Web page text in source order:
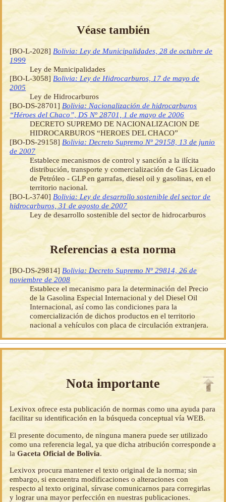
Véase también
[BO-L-2028] Bolivia: Ley de Municipalidades, 28 de octubre de
1999
Ley de Municipalidades
[BO-L-3058] Bolivia: Ley de Hidrocarburos, 17 de mayo de
2005
Ley de Hidrocarburos
[BO-DS-28701] Bolivia: Nacionalización de hidrocarburos
“Héroes del Chaco”, DS Nº 28701, 1 de mayo de 2006
DECRETO SUPREMO DE NACIONALIZACION DE
HIDROCARBUROS “HEROES DEL CHACO”
[BO-DS-29158] Bolivia: Decreto Supremo Nº 29158, 13 de junio
de 2007
Establece mecanismos de control y sanción a la ilícita
distribución, transporte y comercialización de Gas Licuado
de Petróleo - GLP en garrafas, diesel oil y gasolinas, en el
territorio nacional.
[BO-L-3740] Bolivia: Ley de desarrollo sostenible del sector de
hidrocarburos, 31 de agosto de 2007
Ley de desarrollo sostenible del sector de hidrocarburos
Referencias a esta norma
[BO-DS-29814] Bolivia: Decreto Supremo Nº 29814, 26 de
noviembre de 2008
Establece el mecanismo para la determinación del Precio
de la Gasolina Especial Internacional y del Diesel Oil
Internacional, así como las condiciones para la
comercialización de dichos productos en el territorio
nacional a vehículos con placa de circulación extranjera.
Nota importante
Lexivox ofrece esta publicación de normas como una ayuda para
facilitar su identificación en la búsqueda conceptual vía WEB.
El presente documento, de ninguna manera puede ser utilizado
como una referencia legal, ya que dicha atribución corresponde a
laGaceta Oficial de Bolivia.
Lexivox procura mantener el texto original de la norma; sin
embargo, si encuentra modificaciones o alteraciones con
respecto al texto original, sírvase comunicarnos para corregirlas
y lograr una mayor perfección en nuestras publicaciones.